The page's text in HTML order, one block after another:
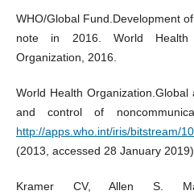
WHO/Global Fund.Development
note in 2016. World Health
Organization, 2016.
World Health
and control of
http://apps.who.int/iris/bitstream/
(2013, accessed 28 January
Kramer CV, Allen S.